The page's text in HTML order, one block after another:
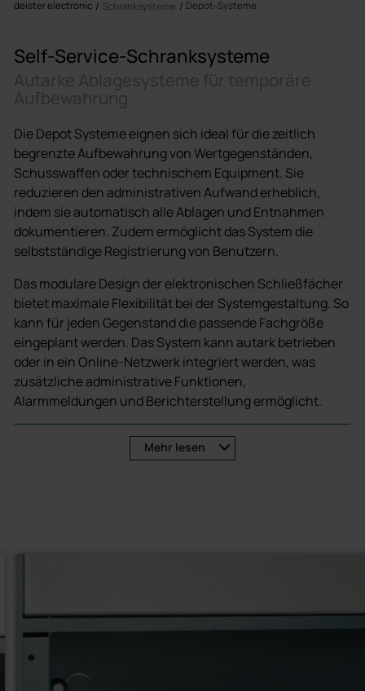
deister electronic Schranksysteme Depot-Systeme
Self-Service-Schranksysteme
Die Depot Systeme eignen sich ideal für die zeitlich
begrenzte Aufbewahrung von Wertgegenständen,
Schusswaffen oder technischem Equipment. Sie
reduzieren den administrativen Aufwand erheblich,
indem sie automatisch alle Ablagen und Entnahmen
dokumentieren. Zudem ermöglicht das System die
selbstständige Registrierung von Benutzern.
Das modulare Design der elektronischen Schließfächer
bietet maximale Flexibilität bei der Systemgestaltung. So
kann für jeden Gegenstand die passende Fachgröße
eingeplant werden. Das System kann autark betrieben
oder in ein Online-Netzwerk integriert werden, was
zusätzliche administrative Funktionen,
Alarmmeldungen und Berichterstellung ermöglicht.
Mehr lesen
Automatisierte Verwaltung von Wertsachen und